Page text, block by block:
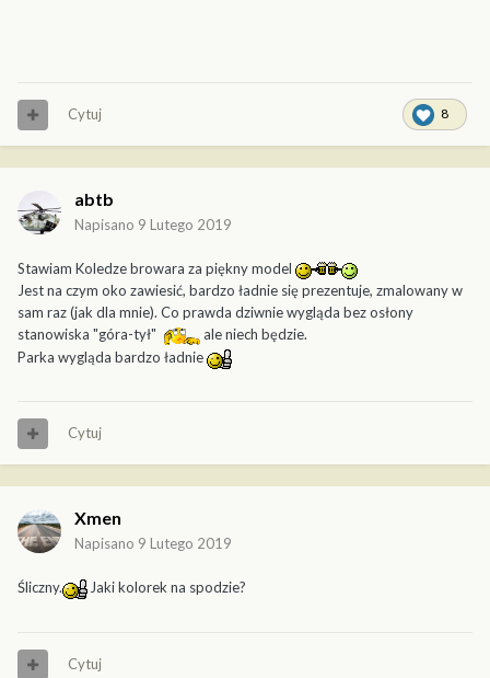
8
Cytuj
abtb
Napisano 9 Lutego 2019
Stawiam Koledze browara za piękny model
Jest na czym oko zawiesić, bardzo ładnie się prezentuje, zmalowany w
sam raz (jak dla mnie). Co prawda dziwnie wygląda bez osłony
stanowiska "góra-tył"
ale niech będzie.
Parka wygląda bardzo ładnie
Cytuj
Xmen
Napisano 9 Lutego 2019
Śliczny. Jaki kolorek na spodzie?
Cytuj